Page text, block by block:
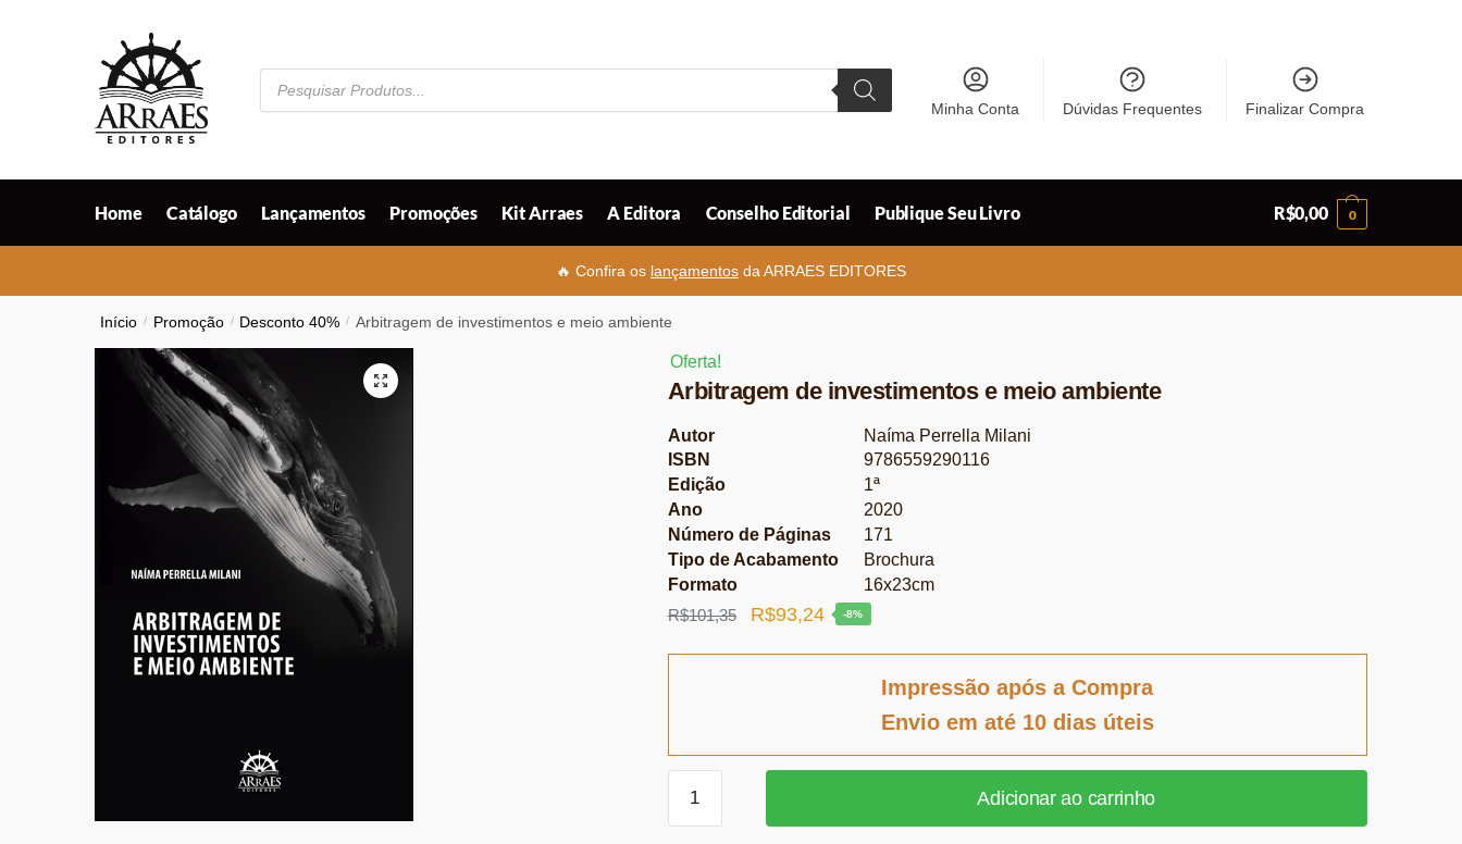
Pesquisar
produtos
Minha Conta Dúvidas Frequentes Finalizar Compra
Home Catálogo Lançamentos Promoções Kit Arraes A Editora Conselho Editorial Publique Seu Livro R$0,00 0
🔥 Confira os lançamentos da ARRAES EDITORES
Início / Promoção / Desconto 40% / Arbitragem de investimentos e meio ambiente
🔍
Oferta!
Arbitragem de investimentos e meio ambiente
Autor
Naíma Perrella Milani
ISBN
9786559290116
Edição
1ª
Ano
2020
Número de Páginas
171
Tipo de Acabamento
Brochura
Formato
16x23cm
R$101,35
O
R$93,24O
-8%
Impressão após a Compra
Envio em até 10 dias úteis
Adicionar ao carrinho